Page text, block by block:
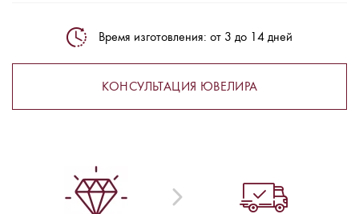
Время изготовления: от 3 до 14 дней
КОНСУЛЬТАЦИЯ ЮВЕЛИРА